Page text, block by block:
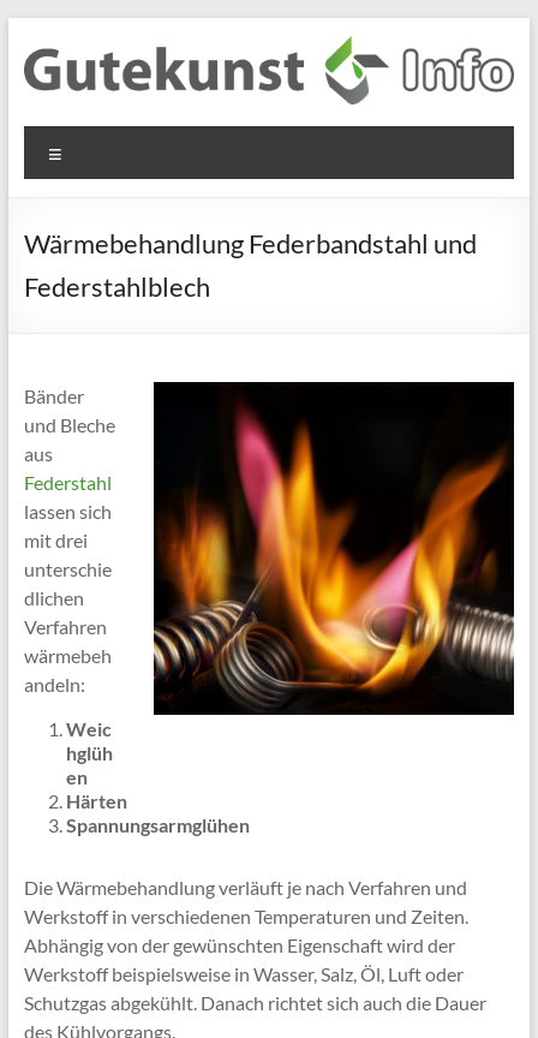
Inhalt
springen
Gutekunst
Formfedern
GmbH
Informationen
Flachmaterial
Wärmebehandlung Federbandstahl und
Federstahlblech
Bänder
und Bleche
aus
Federstahl
lassen sich
mit drei
unterschie
dlichen
Verfahren
wärmebeh
andeln:
Weic
hglüh
en
Härten
Spannungsarmglühen
Die Wärmebehandlung verläuft je nach Verfahren und
Werkstoff in verschiedenen Temperaturen und Zeiten.
Abhängig von der gewünschten Eigenschaft wird der
Werkstoff beispielsweise in Wasser, Salz, Öl, Luft oder
Schutzgas abgekühlt. Danach richtet sich auch die Dauer
des Kühlvorgangs.